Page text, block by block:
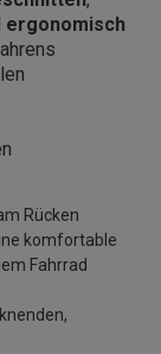
ergonomisch
Rücken
komfortable
Fahrrad